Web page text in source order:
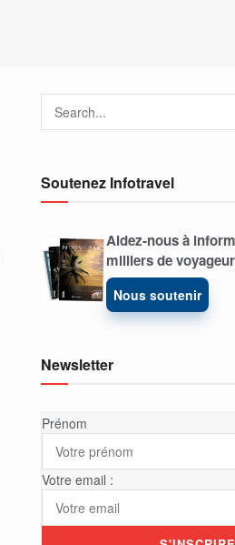
Soutenez Infotravel
Aidez-nous à
milliers de
Nous soutenir
Newsletter
Prénom
Votre email :